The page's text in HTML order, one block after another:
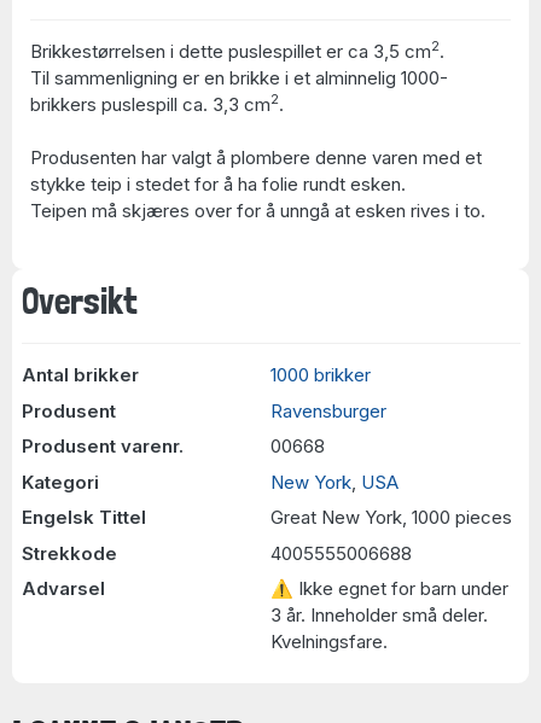
Oversikt
Antal brikker
1000 brikker
Produsent
Ravensburger
Produsent varenr.
00668
Kategori
New York USA
Engelsk Tittel
Great New York, 1000 pieces
Strekkode
4005555006688
Advarsel
⚠ Ikke egnet for barn under
3 år. Inneholder små deler.
Kvelningsfare.
Brikkestørrelsen i dette puslespillet er ca 3,5 cm2.
Til sammenligning er en brikke i et alminnelig 1000-
brikkers puslespill ca. 3,3 cm2.
Produsenten har valgt å plombere denne varen med et
stykke teip i stedet for å ha folie rundt esken.
Teipen må skjæres over for å unngå at esken rives i to.